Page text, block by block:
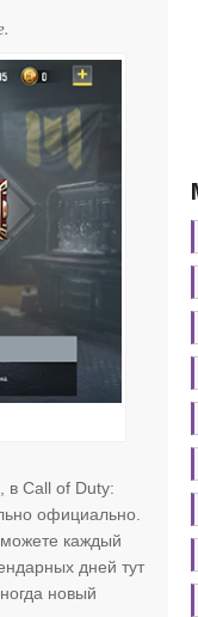
в Call of Duty:
официально.
каждый
дней тут
новый